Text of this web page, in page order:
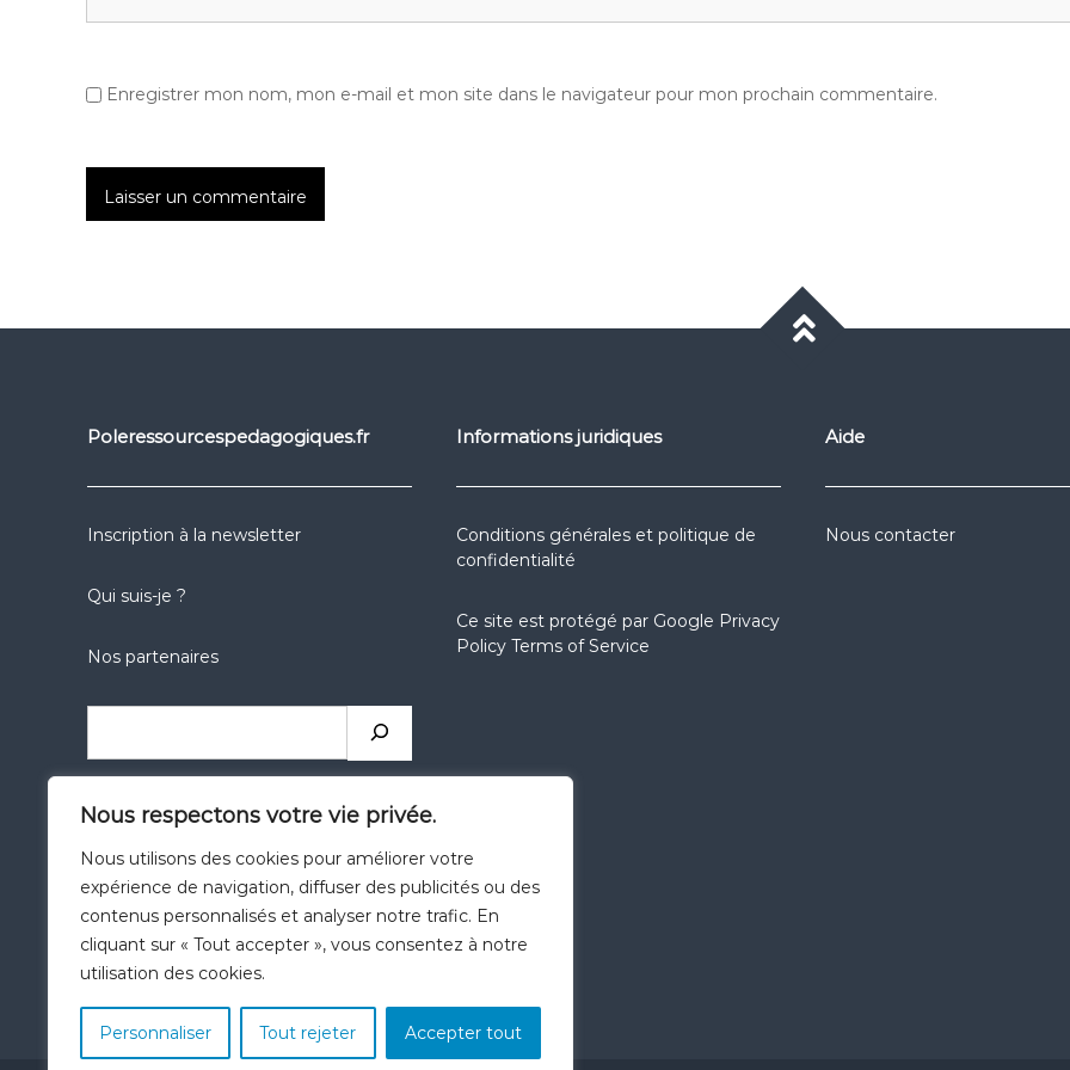
Nous respectons votre vie privée.
Nous utilisons des cookies pour améliorer votre
expérience de navigation, diffuser des publicités ou des
contenus personnalisés et analyser notre trafic. En
cliquant sur « Tout accepter », vous consentez à notre
utilisation des cookies.
Personnaliser Tout rejeter Accepter tout
Enregistrer mon nom, mon e-mail et mon site dans le navigateur pour mon prochain commentaire.
Poleressourcespedagogiques.fr
Inscription à la newsletter
Qui suis-je ?
Nos partenaires
Catégories
Informations juridiques
Conditions générales et politique de
confidentialité
Ce site est protégé par Google Privacy
Policy Terms of Service
Aide
Nous contacter